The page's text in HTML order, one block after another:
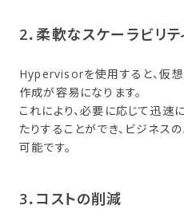
2．​柔軟な​スケーラビリテ
Hypervisorを使用すると、仮想
作成が容易になります。
これにより、必要に応じて迅速
たりすることができ、ビジネス
可能です。
3．​コストの​削減